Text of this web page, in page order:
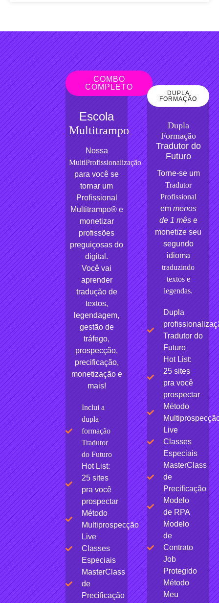
COMBO
COMPLETO
Escola
Multitrampo
Nossa
MultiProfissionalização
para você se
tornar um
Profissional
Multitrampo® e
monetizar
profissões
preguiçosas do
digital.
Você vai
aprender
tradução de
textos,
legendagem,
gestão de
tráfego,
prospecção,
precificação,
monetização e
mais!
Inclui a
dupla
formação
Tradutor
do Futuro
Hot List:
25 sites
pra você
prospectar
Método
Multiprospecção
Live
Classes
Especiais
MasterClass
de
Precificação
DUPLA
FORMAÇÃO
Dupla
Formação
Tradutor do
Futuro
Torne-se um
Tradutor
Profissional
em menos
de 1 mêse
monetize seu
segundo
idioma
traduzindo
textos e
legendas.
Dupla
Tradutor do
Futuro
Hot List:
25 sites
pra você
prospectar
Método
Live
Classes
Especiais
MasterClass
de
Precificação
Modelo
de RPA
Modelo
de
Contrato
Job
Protegido
Método
Meu